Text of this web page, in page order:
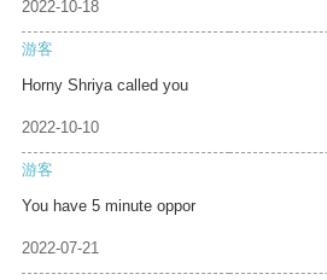
2022-10-18
游客
Horny Shriya called you
2022-10-10
游客
You have 5 minute oppor
2022-07-21